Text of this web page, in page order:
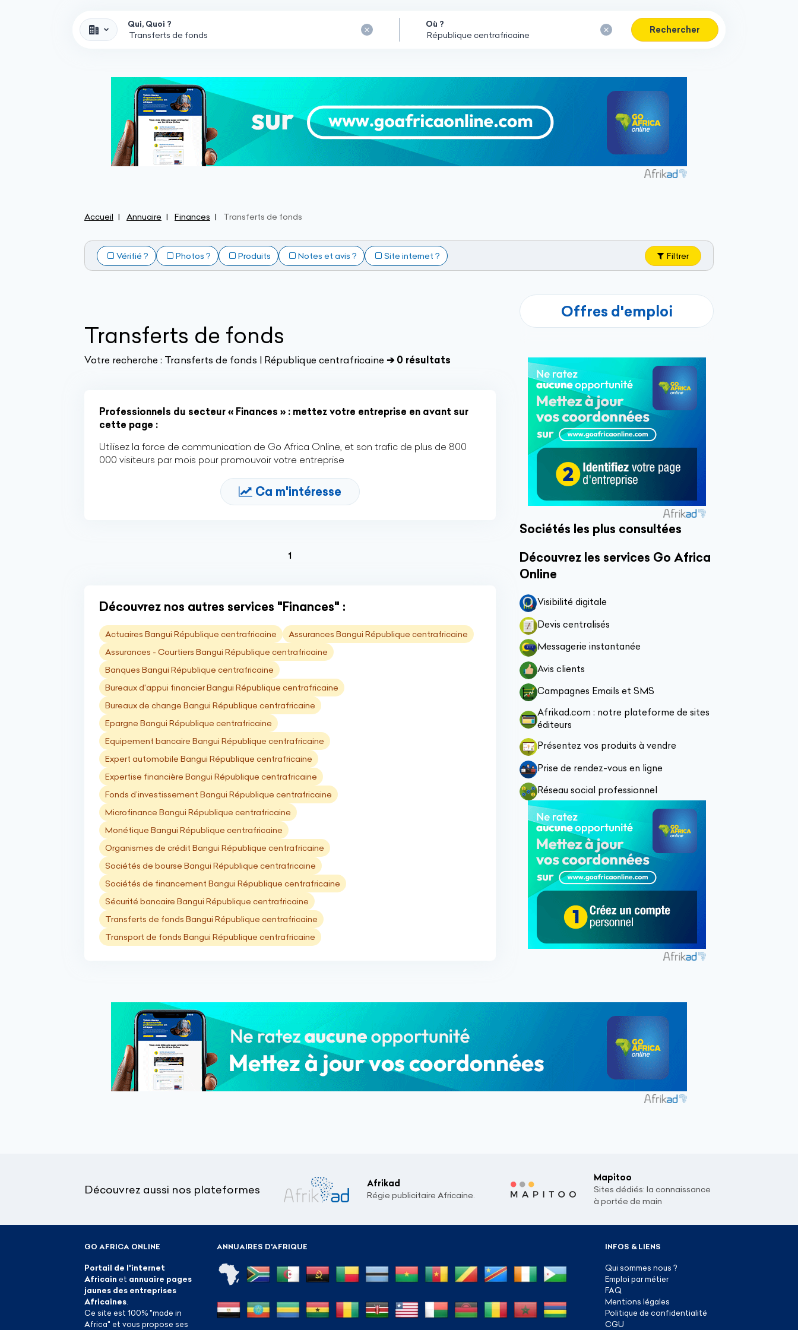
Qui, Quoi ? Où ?
Rechercher
Accueil Annuaire Finances Transferts de fonds
Vérifié ? Photos ? Produits Notes et avis ? Site internet ? Filtrer
Transferts de fonds
Votre recherche : Transferts de fonds | République centrafricaine ➔ 0 résultats
Professionnels du secteur « Finances » : mettez votre entreprise en avant sur
cette page :
Utilisez la force de communication de Go Africa Online, et son trafic de plus de 800
000 visiteurs par mois pour promouvoir votre entreprise
Ca m'intéresse
1(current)
Découvrez nos autres services "Finances" :
Actuaires Bangui République centrafricaine
Assurances Bangui République centrafricaine
Assurances - Courtiers Bangui République centrafricaine
Banques Bangui République centrafricaine
Bureaux d'appui financier Bangui République centrafricaine
Bureaux de change Bangui République centrafricaine
Epargne Bangui République centrafricaine
Equipement bancaire Bangui République centrafricaine
Expert automobile Bangui République centrafricaine
Expertise financière Bangui République centrafricaine
Fonds d’investissement Bangui République centrafricaine
Microfinance Bangui République centrafricaine
Monétique Bangui République centrafricaine
Organismes de crédit Bangui République centrafricaine
Sociétés de bourse Bangui République centrafricaine
Sociétés de financement Bangui République centrafricaine
Sécurité bancaire Bangui République centrafricaine
Transferts de fonds Bangui République centrafricaine
Transport de fonds Bangui République centrafricaine
Offres d'emploi
Sociétés les plus consultées
Découvrez les services Go Africa
Online
Visibilité digitale
Devis centralisés
Messagerie instantanée
Avis clients
Campagnes Emails et SMS
Afrikad.com : notre plateforme de sites
éditeurs
Présentez vos produits à vendre
Prise de rendez-vous en ligne
Réseau social professionnel
Découvrez aussi nos plateformes
Afrikad
Régie publicitaire Africaine.
Mapitoo
Sites dédiés: la connaissance
à portée de main
ANNUAIRES D'AFRIQUE
GO AFRICA ONLINE
Portail de l'internet
Africain et annuaire pages
jaunes des entreprises
Africaines
Ce site est 100% "made in
Africa" et vous propose ses
INFOS & LIENS
Qui sommes nous ?
Emploi par métier
FAQ
Mentions légales
Politique de confidentialité
CGU